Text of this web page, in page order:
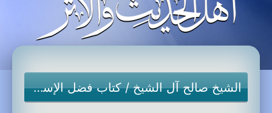
الشيخ صالح آل الشيخ/كتاب فضل الإسلام